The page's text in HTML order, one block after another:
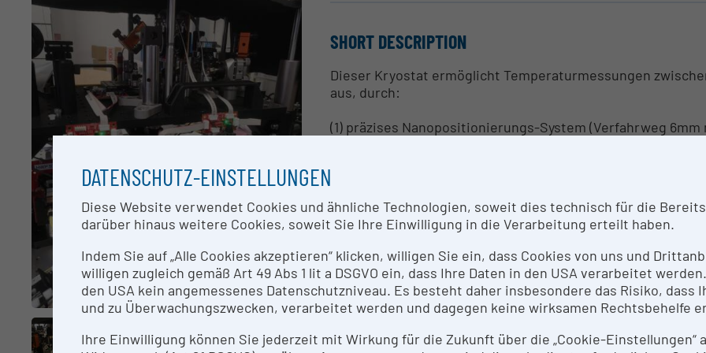
SHORT DESCRIPTION
Dieser Kryostat ermöglicht Temperaturmessungen
aus, durch:
(1) präzises Nanopositionierungs-System (Verfahrweg
(5) die Möglichkeit, den Kryostaten in einem optischen
(6) hohe Stabilität durch Entkopplung der Vibrationen
weniger als 2.6 nm bzw. 2.1 nm („peak to peak noise“ in z-
kalten Platte mit einer Bandbreite von 200 Hz) und
to peak noise“ in z-Richtung, bzw. senkrecht dazu,
CONTACT PERSON
DATENSCHUTZ-EINSTELLUNGEN
Diese Website verwendet Cookies und ähnliche Technologien, soweit dies technisch für die
darüber hinaus weitere Cookies, soweit Sie Ihre Einwilligung in die Verarbeitung erteilt haben.
Indem Sie auf „Alle Cookies akzeptieren“ klicken, willigen Sie ein, dass Cookies von uns und
willigen zugleich gemäß Art 49 Abs 1 lit a DSGVO ein, dass Ihre Daten in den USA verarbeitet
den USA kein angemessenes Datenschutzniveau. Es besteht daher insbesondere das Risiko, dass
und zu Überwachungszwecken, verarbeitet werden und dagegen keine wirksamen Rechtsbehelfe
Ihre Einwilligung können Sie jederzeit mit Wirkung für die Zukunft über die „Cookie-Einstellungen“